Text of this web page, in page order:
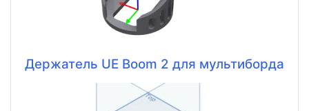
Держатель UE Boom 2 для мультиборда